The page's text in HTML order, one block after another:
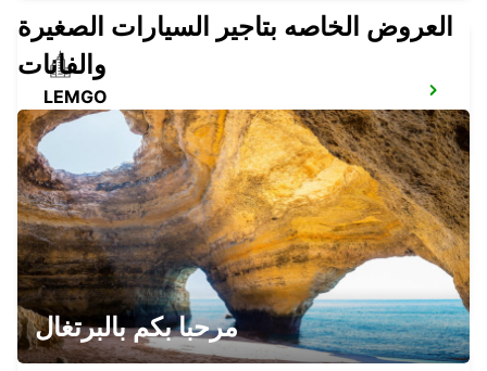
LEMGO
LEMGO - GERMANY
OSNABRUECK
OSNABRUECK - GERMANY
العروض الخاصه بتاجير السيارات الصغيرة
والفانات
مرحبا بكم بالبرتغال